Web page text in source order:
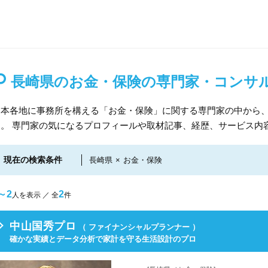
長崎県のお金・保険の専門家・コンサ
各地に事務所を構える「お金・保険」に関する専門家の中から
専門家の気になるプロフィールや取材記事、経歴、サービス内
現在の検索条件 長崎県 × お金・保険
2人を表示 ／ 全2件
中山国秀プロ
（ ファイナンシャルプランナー ）
確かな実績とデータ分析で家計を守る生活設計のプロ